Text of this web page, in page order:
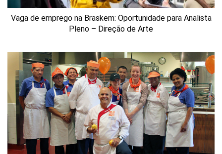
Vaga de emprego na Braskem: Oportunidade para Analista
Pleno – Direção de Arte